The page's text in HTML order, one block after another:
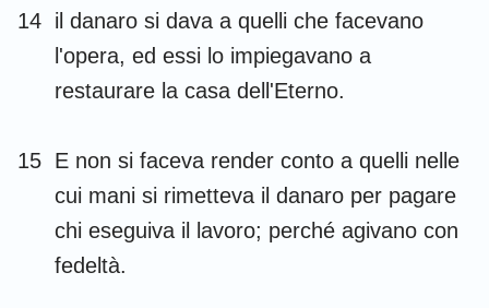
1
14 il danaro si dava a quelli che facevano
l'opera, ed essi lo impiegavano a
restaurare la casa dell'Eterno.
15 E non si faceva render conto a quelli nelle
cui mani si rimetteva il danaro per pagare
chi eseguiva il lavoro; perché agivano con
fedeltà.